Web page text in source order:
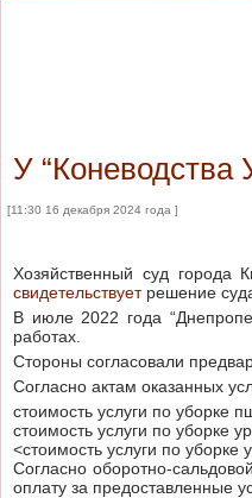
У “Коневодства
[11:30 16 декабря 2024 года ]
Хозяйственный суд города
свидетельствует решение
В июле 2022 года
работах.
Стороны согласовали
Согласно актам оказанных
стоимость услуги по уборке
стоимость услуги по уборке
<стоимость услуги по
Согласно оборотно-
оплату за предоставленные